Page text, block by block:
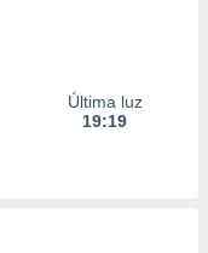
Última luz
19:19